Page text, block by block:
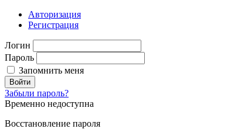
Авторизация
Регистрация
Логин
Пароль
Запомнить меня
Войти
Забыли пароль?
Временно недоступна
Восстановление пароля